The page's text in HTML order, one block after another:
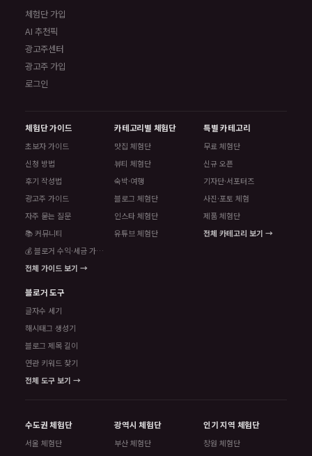
체험단 가입
AI 추천픽
광고주센터
광고주 가입
로그인
체험단 가이드
초보자 가이드
신청 방법
후기 작성법
광고주 가이드
자주 묻는 질문
📚 커뮤니티
💰 블로거 수익·세금 가이드
전체 가이드 보기 →
카테고리별 체험단
맛집 체험단
뷰티 체험단
숙박·여행
블로그 체험단
인스타 체험단
유튜브 체험단
특별 카테고리
무료 체험단
신규 오픈
기자단·서포터즈
사진·포토 체험
제품 체험단
전체 카테고리 보기 →
블로거 도구
글자수 세기
해시태그 생성기
블로그 제목 길이
연관 키워드 찾기
전체 도구 보기 →
수도권 체험단
서울 체험단
광역시 체험단
부산 체험단
인기 지역 체험단
창원 체험단